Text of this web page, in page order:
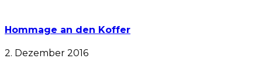
Hommage an den Koffer
2. Dezember 2016